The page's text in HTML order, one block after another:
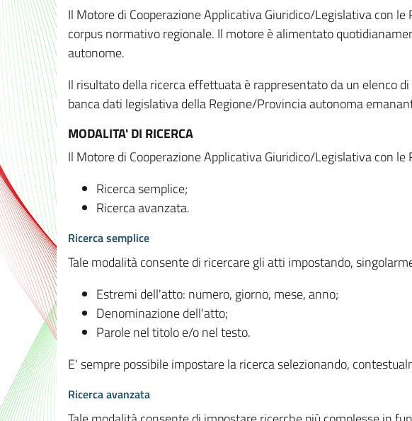
Il Motore di Cooperazione Applicativa Giuridico/Legislativa con
corpus normativo regionale. Il motore è alimentato
autonome.
Il risultato della ricerca effettuata è rappresentato da un elenco
banca dati legislativa della Regione/Provincia autonoma
MODALITA' DI RICERCA
Il Motore di Cooperazione Applicativa Giuridico/Legislativa con
Ricerca semplice;
Ricerca avanzata.
Ricerca semplice
Tale modalità consente di ricercare gli atti impostando,
Estremi dell'atto: numero, giorno, mese, anno;
Denominazione dell'atto;
Parole nel titolo e/o nel testo.
E' sempre possibile impostare la ricerca selezionando,
Ricerca avanzata